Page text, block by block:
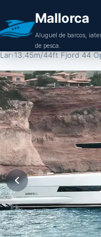
Mallorca
Aluguel de barcos,
de pesca.
Lar›13.45m/44ft Fjord 44